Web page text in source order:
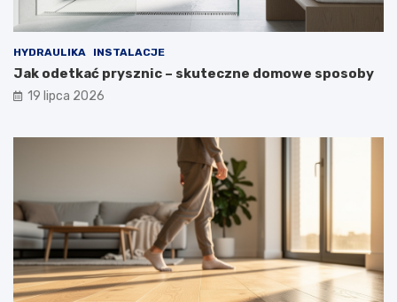
HYDRAULIKA INSTALACJE
Jak odetkać prysznic – skuteczne domowe sposoby
19 lipca 2026